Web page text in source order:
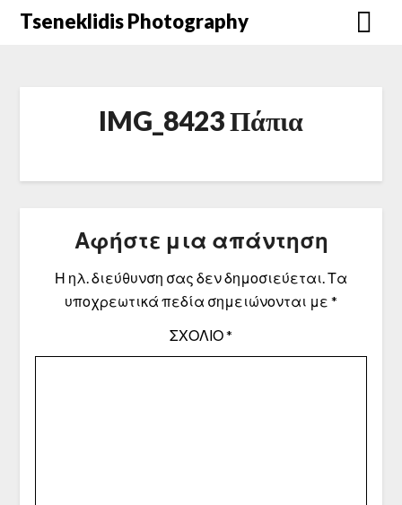
Μετάβαση
Tseneklidis Photography
IMG_8423 Πάπια
Αφήστε μια απάντηση
Η ηλ. διεύθυνση σας δεν δημοσιεύεται.Τα
υποχρεωτικά πεδία σημειώνονται με *
ΣΧΌΛΙΟ*